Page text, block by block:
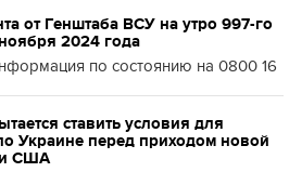
от Генштаба ВСУ на утро 997-го
2024 года
по состоянию на 0800 16
ставить условия для
Украине перед приходом новой
США